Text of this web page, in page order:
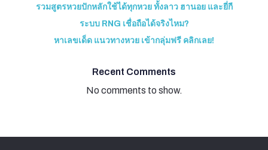
รวมสูตรหวยปักหลักใช้ได้ทุกหวย ทั้งลาว ฮานอย และยี่กี
ระบบ RNG เชื่อถือได้จริงไหม?
หาเลขเด็ด แนวทางหวย เข้ากลุ่มฟรี คลิกเลย!
Recent Comments
No comments to show.